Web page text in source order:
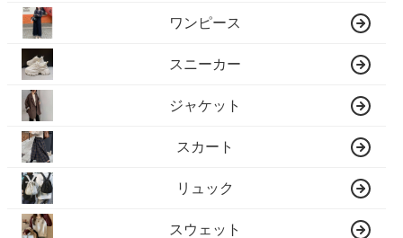
ワンピース
スニーカー
ジャケット
スカート
リュック
スウェット